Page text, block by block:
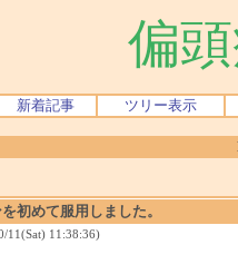
偏
新着記事 ツリー表示
初めて服用しました。
11(Sat) 11:38:36)